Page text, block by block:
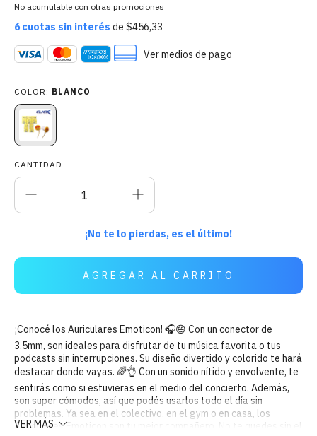
No acumulable con otras promociones
6cuotas sin interés de $456,33
Ver medios de pago
COLOR: BLANCO
CANTIDAD
¡No te lo pierdas, es el último!
¡Conocé los Auriculares Emoticon! 🎧😄 Con un conector de
3.5mm, son ideales para disfrutar de tu música favorita o tus
podcasts sin interrupciones. Su diseño divertido y colorido te hará
destacar donde vayas. 🌈👌 Con un sonido nítido y envolvente, te
sentirás como si estuvieras en el medio del concierto. Además,
son super cómodos, así que podés usarlos todo el día sin
problemas. Ya sea en el colectivo, en el gym o en casa, los
Auriculares Emoticon son tu mejor compañero. No te quedes sin el
VER MÁS